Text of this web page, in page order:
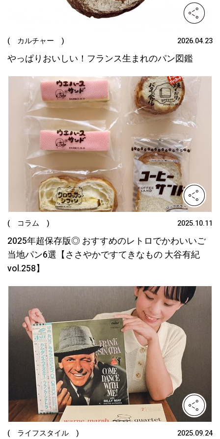
( カルチャー ) 2026.04.23
やっぱりおいしい！フランス生まれのパン図鑑
( コラム ) 2025.10.11
2025年超保存版◎ おすすめのレトロでかわいいご
当地パン6選【ささやかですてきなもの 大谷有紀
vol.258】
( ライフスタイル ) 2025.09.24